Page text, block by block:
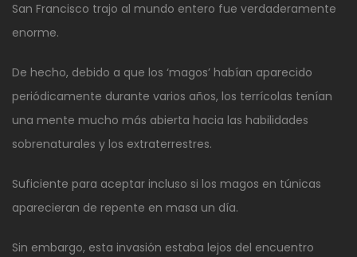
San Francisco trajo al mundo entero fue verdaderamente
enorme.
De hecho, debido a que los ‘magos’ habían aparecido
periódicamente durante varios años, los terrícolas tenían
una mente mucho más abierta hacia las habilidades
sobrenaturales y los extraterrestres.
Suficiente para aceptar incluso si los magos en túnicas
aparecieran de repente en masa un día.
Sin embargo, esta invasión estaba lejos del encuentro